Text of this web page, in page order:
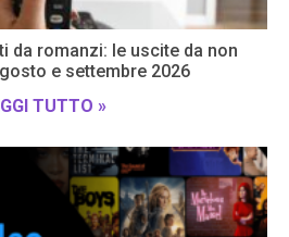
da romanzi: le uscite da non
e settembre 2026
TUTTO »